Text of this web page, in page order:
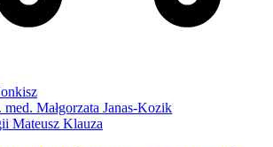
Małgorzata Janas-Kozik
Mateusz Klauza